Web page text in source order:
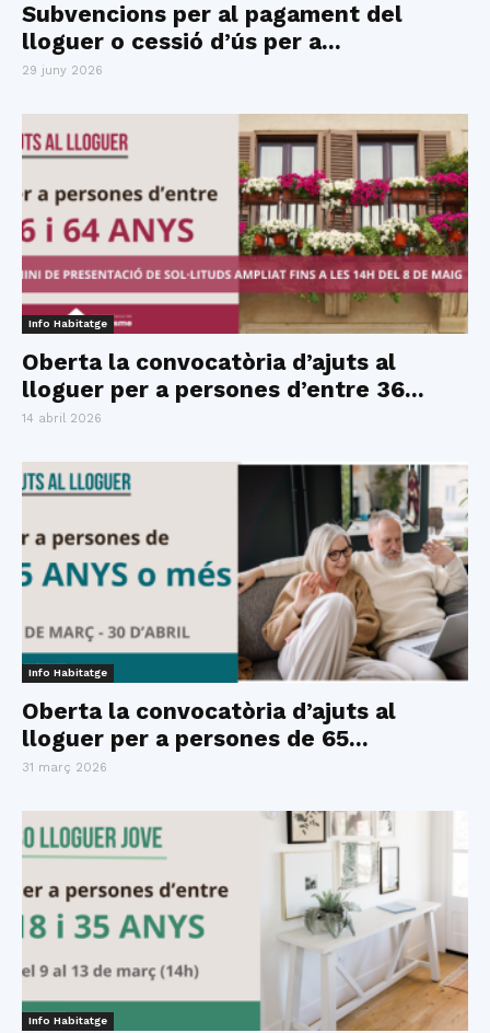
Subvencions per al pagament del
lloguer o cessió d’ús per a...
29 juny 2026
Info Habitatge
Oberta la convocatòria d’ajuts al
lloguer per a persones d’entre 36...
14 abril 2026
Info Habitatge
Oberta la convocatòria d’ajuts al
lloguer per a persones de 65...
31 març 2026
Info Habitatge